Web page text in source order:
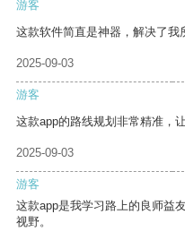
游客
这款软件简直是神器，解决了我
2025-09-03
游客
这款app的路线规划非常精准，
2025-09-03
游客
这款app是我学习路上的良师益
视野。